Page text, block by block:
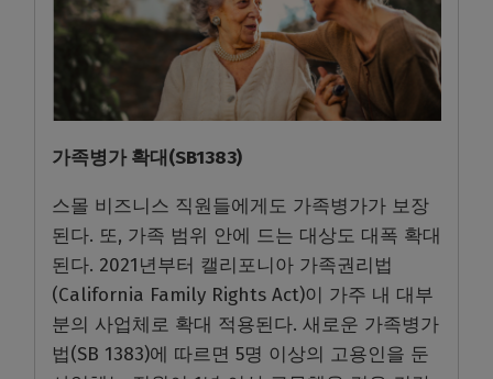
가족병가 확대(SB1383)
스몰 비즈니스 직원들에게도 가족병가가 보장
된다. 또, 가족 범위 안에 드는 대상도 대폭 확대
된다. 2021년부터 캘리포니아 가족권리법
(California Family Rights Act)이 가주 내 대부
분의 사업체로 확대 적용된다. 새로운 가족병가
법(SB 1383)에 따르면 5명 이상의 고용인을 둔